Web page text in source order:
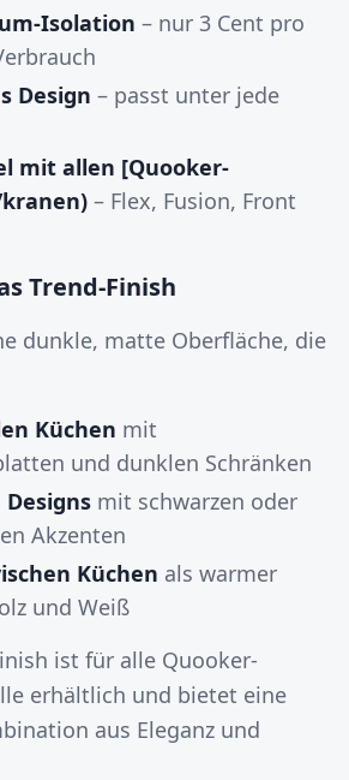
Isolation – nur 3 Cent pro
Design – passt unter jede
mit allen [Quooker-
– Flex, Fusion, Front
Trend-Finish
dunkle, matte Oberfläche, die
Küchen mit
und dunklen Schränken
mit schwarzen oder
Akzenten
Küchen als warmer
und Weiß
ist für alle Quooker-
erhältlich und bietet eine
aus Eleganz und